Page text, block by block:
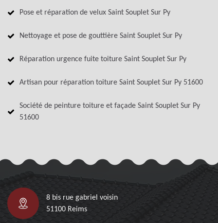
Pose et réparation de velux Saint Souplet Sur Py
Nettoyage et pose de gouttière Saint Souplet Sur Py
Réparation urgence fuite toiture Saint Souplet Sur Py
Artisan pour réparation toiture Saint Souplet Sur Py 51600
Société de peinture toiture et façade Saint Souplet Sur Py
51600
8 bis rue gabriel voisin
51100 Reims